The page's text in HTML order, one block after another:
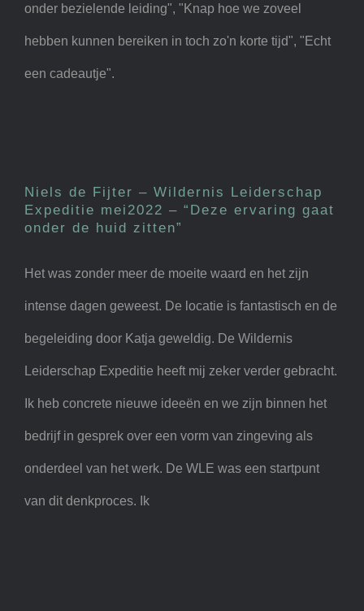
onder bezielende leiding", "Knap hoe we zoveel
hebben kunnen bereiken in toch zo'n korte tijd", "Echt
een cadeautje".
gaat onder de huid zitten”
Niels de Fijter – Wildernis Leiderschap
Expeditie mei2022 – “Deze ervaring gaat
onder de huid zitten”
Het was zonder meer de moeite waard en het zijn
intense dagen geweest. De locatie is fantastisch en de
begeleiding door Katja geweldig. De Wildernis
Leiderschap Expeditie heeft mij zeker verder gebracht.
Ik heb concrete nieuwe ideeën en we zijn binnen het
bedrijf in gesprek over een vorm van zingeving als
onderdeel van het werk. De WLE was een startpunt
van dit denkproces. Ik